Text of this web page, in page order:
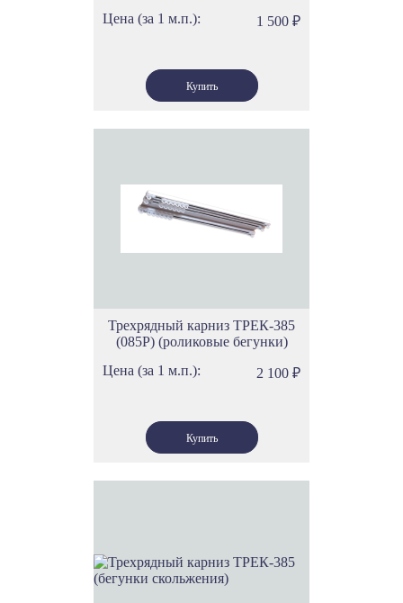
Цена (за 1 м.п.): 1 500 ₽
Трехрядный карниз ТРЕК-385
(085Р) (роликовые бегунки)
Цена (за 1 м.п.):
2 100 ₽